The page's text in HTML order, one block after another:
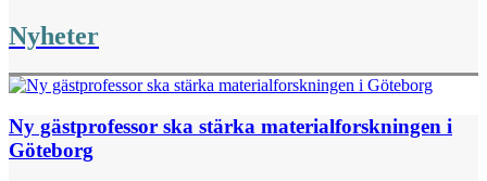
Nyheter
Ny gästprofessor ska stärka materialforskningen i
Göteborg